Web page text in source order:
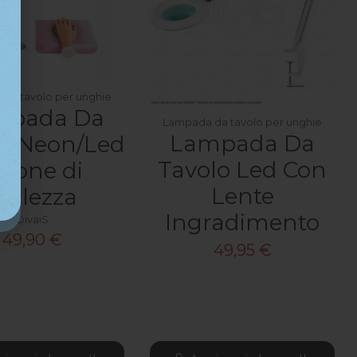
da tavolo per unghie
Da
Neon/Led
di
Bellezza
DivaiS
49,90 €
Lampada da tavolo per unghie
Lampada Da
Tavolo Led Con
Lente
Ingradimento
49,95 €